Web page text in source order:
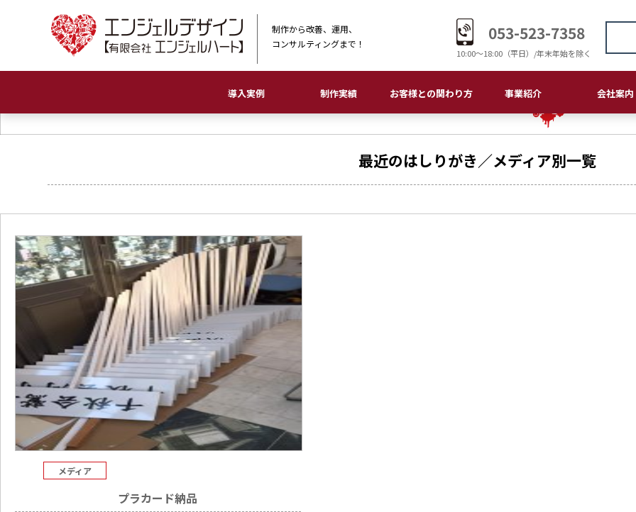
制作から改善、運用、
コンサルティングまで！
053-523-7358
10:00〜18:00（平日）/年末年始を除く
導入実例
農業
物販店
制作実績
ホームページ・LP
印刷物
ロゴデザイン
看板・サイン
イラスト・マンガ
動画制作・編集
お客様との関わり方
おつきあいの流れ ホームページ・LP
印刷物
ロゴデザイン
看板・サイン
イラスト・マンガ
大切にしていること
事業紹介
クロスメディア事業部
ITソリューション事業部
会社案内
会社概要
経営理念
会社沿革
環境理念
品質理念
個人情報保
アクセス
最近のはしりがき／メディア別一覧
メディア
プラカード納品